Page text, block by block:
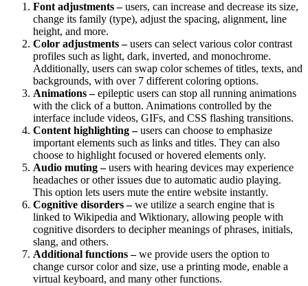
Font adjustments –users, can increase and decrease its size,
change its family (type), adjust the spacing, alignment, line
height, and more.
Color adjustments –users can select various color contrast
profiles such as light, dark, inverted, and monochrome.
Additionally, users can swap color schemes of titles, texts, and
backgrounds, with over 7 different coloring options.
Animations –epileptic users can stop all running animations
with the click of a button. Animations controlled by the
interface include videos, GIFs, and CSS flashing transitions.
Content highlighting –users can choose to emphasize
important elements such as links and titles. They can also
choose to highlight focused or hovered elements only.
Audio muting –users with hearing devices may experience
headaches or other issues due to automatic audio playing.
This option lets users mute the entire website instantly.
Cognitive disorders –we utilize a search engine that is
linked to Wikipedia and Wiktionary, allowing people with
cognitive disorders to decipher meanings of phrases, initials,
slang, and others.
Additional functions –we provide users the option to
change cursor color and size, use a printing mode, enable a
virtual keyboard, and many other functions.